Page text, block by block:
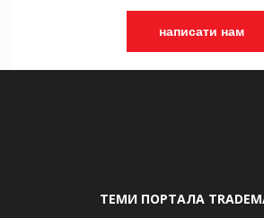
написати нам
ТЕМИ ПОРТАЛА